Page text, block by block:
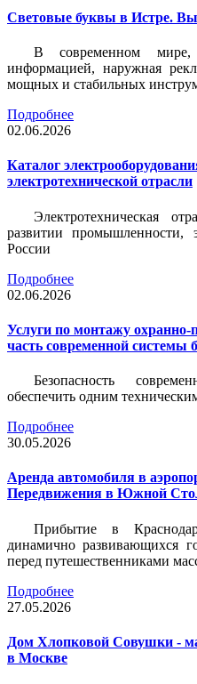
Световые буквы в Истре.
В современном мире,
информацией, наружная
мощных и стабильных
Подробнее
02.06.2026
Каталог
электротехнической отрасли
Электротехническая
развитии промышленности,
России
Подробнее
02.06.2026
Услуги по монтажу охранно-
часть современной системы
Безопасность
обеспечить одним
Подробнее
30.05.2026
Аренда автомобиля в
Передвижения в Южной
Прибытие в
динамично развивающихся
перед путешественниками
Подробнее
27.05.2026
Дом Хлопковой Совушки -
в Москве